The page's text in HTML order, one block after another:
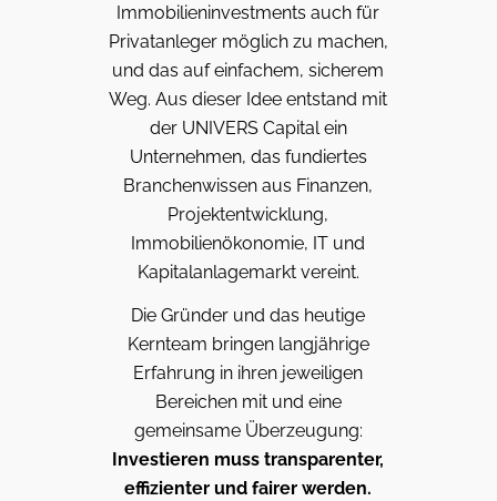
Immobilieninvestments auch für
Privatanleger möglich zu machen,
und das auf einfachem, sicherem
Weg. Aus dieser Idee entstand mit
der UNIVERS Capital ein
Unternehmen, das fundiertes
Branchenwissen aus Finanzen,
Projektentwicklung,
Immobilienökonomie, IT und
Kapitalanlagemarkt vereint.
Die Gründer und das heutige
Kernteam bringen langjährige
Erfahrung in ihren jeweiligen
Bereichen mit und eine
gemeinsame Überzeugung:
Investieren muss transparenter,
effizienter und fairer werden.